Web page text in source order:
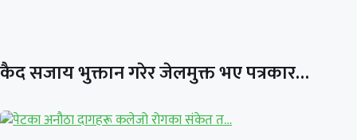
कैद सजाय भुक्तान गरेर जेलमुक्त भए पत्रकार…